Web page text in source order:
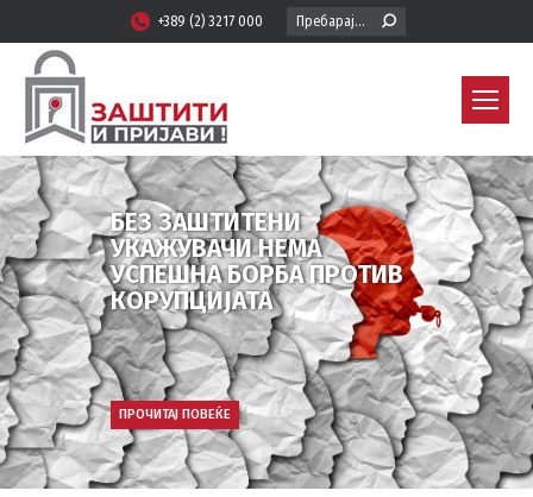
+389 (2) 3217 000 Search:
БЕЗ ЗАШТИТЕНИ
УКАЖУВАЧИ НЕМА
УСПЕШНА БОРБА ПРОТИВ
КОРУПЦИЈАТА
ПРОЧИТАЈ ПОВЕЌЕ